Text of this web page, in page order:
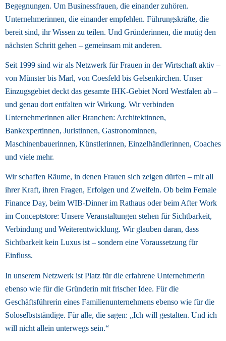
Begegnungen. Um Businessfrauen, die einander zuhören.
Unternehmerinnen, die einander empfehlen. Führungskräfte, die
bereit sind, ihr Wissen zu teilen. Und Gründerinnen, die mutig den
nächsten Schritt gehen – gemeinsam mit anderen.
Seit 1999 sind wir als Netzwerk für Frauen in der Wirtschaft aktiv –
von Münster bis Marl, von Coesfeld bis Gelsenkirchen. Unser
Einzugsgebiet deckt das gesamte IHK-Gebiet Nord Westfalen ab –
und genau dort entfalten wir Wirkung. Wir verbinden
Unternehmerinnen aller Branchen: Architektinnen,
Bankexpertinnen, Juristinnen, Gastronominnen,
Maschinenbauerinnen, Künstlerinnen, Einzelhändlerinnen, Coaches
und viele mehr.
Wir schaffen Räume, in denen Frauen sich zeigen dürfen – mit all
ihrer Kraft, ihren Fragen, Erfolgen und Zweifeln. Ob beim Female
Finance Day, beim WIB-Dinner im Rathaus oder beim After Work
im Conceptstore: Unsere Veranstaltungen stehen für Sichtbarkeit,
Verbindung und Weiterentwicklung. Wir glauben daran, dass
Sichtbarkeit kein Luxus ist – sondern eine Voraussetzung für
Einfluss.
In unserem Netzwerk ist Platz für die erfahrene Unternehmerin
ebenso wie für die Gründerin mit frischer Idee. Für die
Geschäftsführerin eines Familienunternehmens ebenso wie für die
Soloselbstständige. Für alle, die sagen: „Ich will gestalten. Und ich
will nicht allein unterwegs sein.“